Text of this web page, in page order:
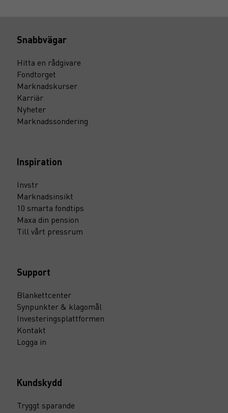
Snabbvägar
Hitta en rådgivare
Fondtorget
Marknadskurser
Karriär
Nyheter
Marknadssondering
Inspiration
Invstr
Marknadsinsikt
10 smarta fondtips
Maxa din pension
Till vårt pressrum
Support
Blankettcenter
Synpunkter & klagomål
Investeringsplattformen
Kontakt
Logga in
Kundskydd
Tryggt sparande